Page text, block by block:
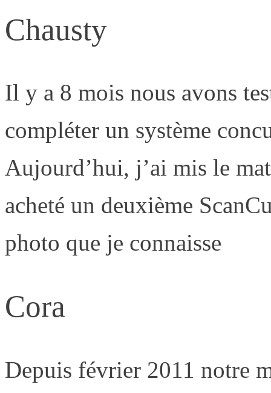
Chausty
Il y a 8 mois nous avons
compléter un système
Aujourd’hui, j’ai mis le
acheté un deuxième
photo que je connaisse
Cora
Depuis février 2011 notre